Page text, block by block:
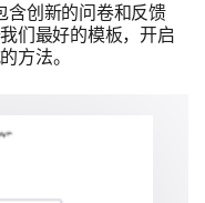
的同伴？
含创新的问卷和反馈
们最好的模板，开启
方法。